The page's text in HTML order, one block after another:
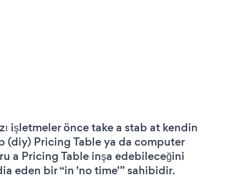
işletmeler önce take a stab at kendin
(diy) Pricing Table ya da computer
a Pricing Table inşa edebileceğini
eden bir “in 'no time'” sahibidir.